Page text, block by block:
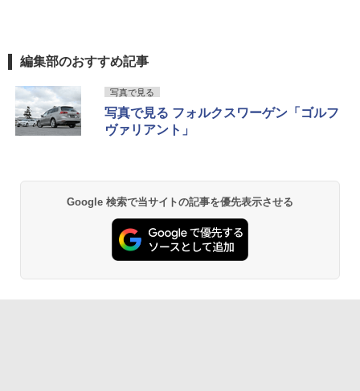
編集部のおすすめ記事
写真で見る
写真で見る フォルクスワーゲン「ゴルフ
ヴァリアント」
Google 検索で当サイトの記事を優先表示させる